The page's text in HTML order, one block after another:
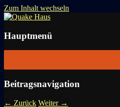
Zum Inhalt wechseln
Quake Haus
Hauptmenü
Beitragsnavigation
← Zurück Weiter →